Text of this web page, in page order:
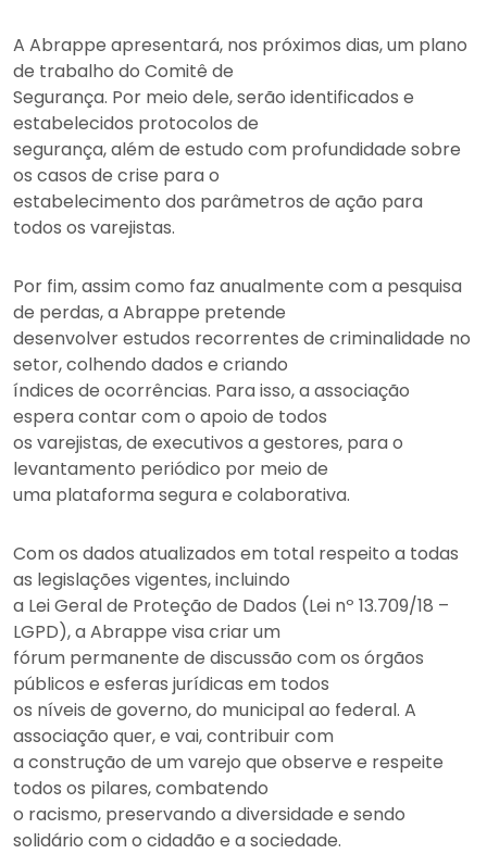
A Abrappe apresentará, nos próximos dias, um plano
de trabalho do Comitê de
Segurança. Por meio dele, serão identificados e
estabelecidos protocolos de
segurança, além de estudo com profundidade sobre
os casos de crise para o
estabelecimento dos parâmetros de ação para
todos os varejistas.
Por fim, assim como faz anualmente com a pesquisa
de perdas, a Abrappe pretende
desenvolver estudos recorrentes de criminalidade no
setor, colhendo dados e criando
índices de ocorrências. Para isso, a associação
espera contar com o apoio de todos
os varejistas, de executivos a gestores, para o
levantamento periódico por meio de
uma plataforma segura e colaborativa.
Com os dados atualizados em total respeito a todas
as legislações vigentes, incluindo
a Lei Geral de Proteção de Dados (Lei nº 13.709/18 –
LGPD), a Abrappe visa criar um
fórum permanente de discussão com os órgãos
públicos e esferas jurídicas em todos
os níveis de governo, do municipal ao federal. A
associação quer, e vai, contribuir com
a construção de um varejo que observe e respeite
todos os pilares, combatendo
o racismo, preservando a diversidade e sendo
solidário com o cidadão e a sociedade.